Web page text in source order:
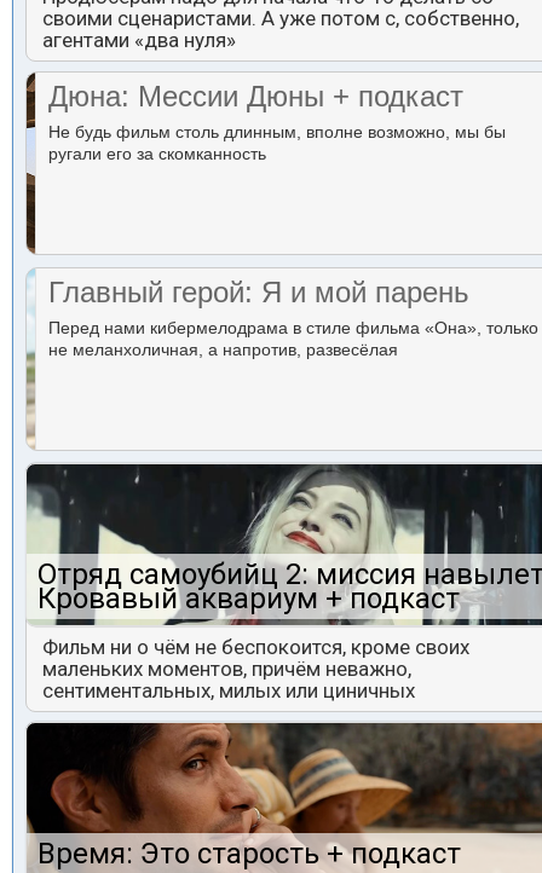
своими сценаристами. А уже потом с, собственно,
агентами «два нуля»
Дюна: Мессии Дюны + подкаст
Не будь фильм столь длинным, вполне возможно, мы бы
ругали его за скомканность
Главный герой: Я и мой парень
Перед нами кибермелодрама в стиле фильма «Она», только
не меланхоличная, а напротив, развесёлая
Отряд самоубийц 2: миссия
Кровавый аквариум + подкаст
Фильм ни о чём не беспокоится, кроме своих
маленьких моментов, причём неважно,
сентиментальных, милых или циничных
Время: Это старость + подкаст